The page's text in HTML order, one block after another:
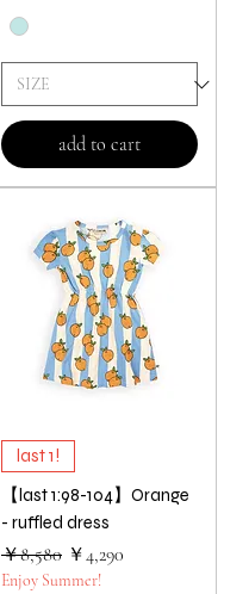
add to cart
last 1!
【last 1:98-104】Orange
- ruffled dress
通常価格
￥8,580 セール価格
￥4,290
Enjoy Summer!